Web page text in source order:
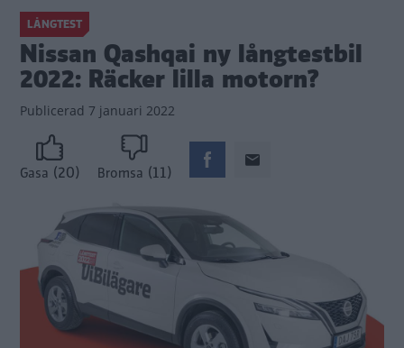
LÅNGTEST
Nissan Qashqai ny långtestbil
2022: Räcker lilla motorn?
Publicerad 7 januari 2022
Gasa (20) Bromsa (11)